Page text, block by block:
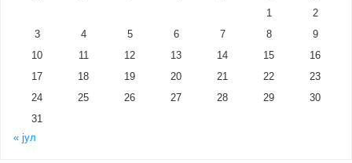
1
2
3
4 5 6 7 8
9
10
11 12 13 14 15
16
17
18 19 20 21 22
23
24
25 26 27 28 29
30
31
« јул